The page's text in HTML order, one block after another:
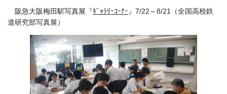
阪急大阪梅田駅写真展『ｷﾞｬﾗﾘｰｺｰﾅｰ 』7/22～8/21（全国高校鉄
道研究部写真展）